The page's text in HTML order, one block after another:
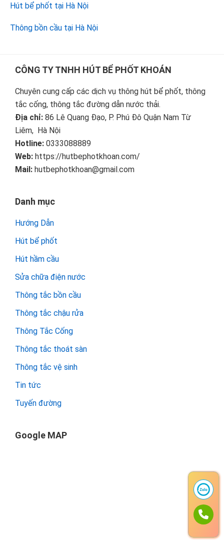
Hút bể phốt tại Hà Nội
Thông bồn cầu tại Hà Nội
Footer
CÔNG TY TNHH HÚT BỂ PHỐT KHOÁN
Chuyên cung cấp các dịch vụ thông hút bể phốt, thông
tắc cống, thông tắc đường dẫn nước thải.
Địa chỉ: 86 Lê Quang Đạo, P. Phú Đô Quận Nam Từ
Liêm, Hà Nội
Hotline: 0333088889
Web: https://hutbephotkhoan.com/
Mail: hutbephotkhoan@gmail.com
Danh mục
Hướng Dẫn
Hút bể phốt
Hút hầm cầu
Sửa chữa điện nước
Thông tắc bồn cầu
Thông tắc chậu rửa
Thông Tắc Cống
Thông tắc thoát sàn
Thông tắc vệ sinh
Tin tức
Tuyến đường
Google MAP